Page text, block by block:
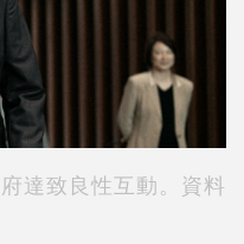
達致良性互動。資料